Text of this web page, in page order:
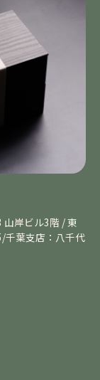
岸ビル3階 / 東
千葉支店：八千代